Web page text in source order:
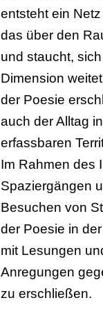
entsteht ein
das über den
und staucht,
Dimension
der Poesie
auch der Alltag
erfassbaren
Im Rahmen des
Spaziergängen
Besuchen von
der Poesie in
mit Lesungen
Anregungen
zu erschließen.